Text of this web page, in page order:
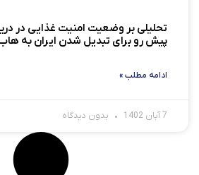
تحلیلی بر وضعیت امنیت غذایی در
پیش رو برای تبدیل شدن ایران به
ادامه مطلب »
7 آبان 1402 بدون دیدگاه